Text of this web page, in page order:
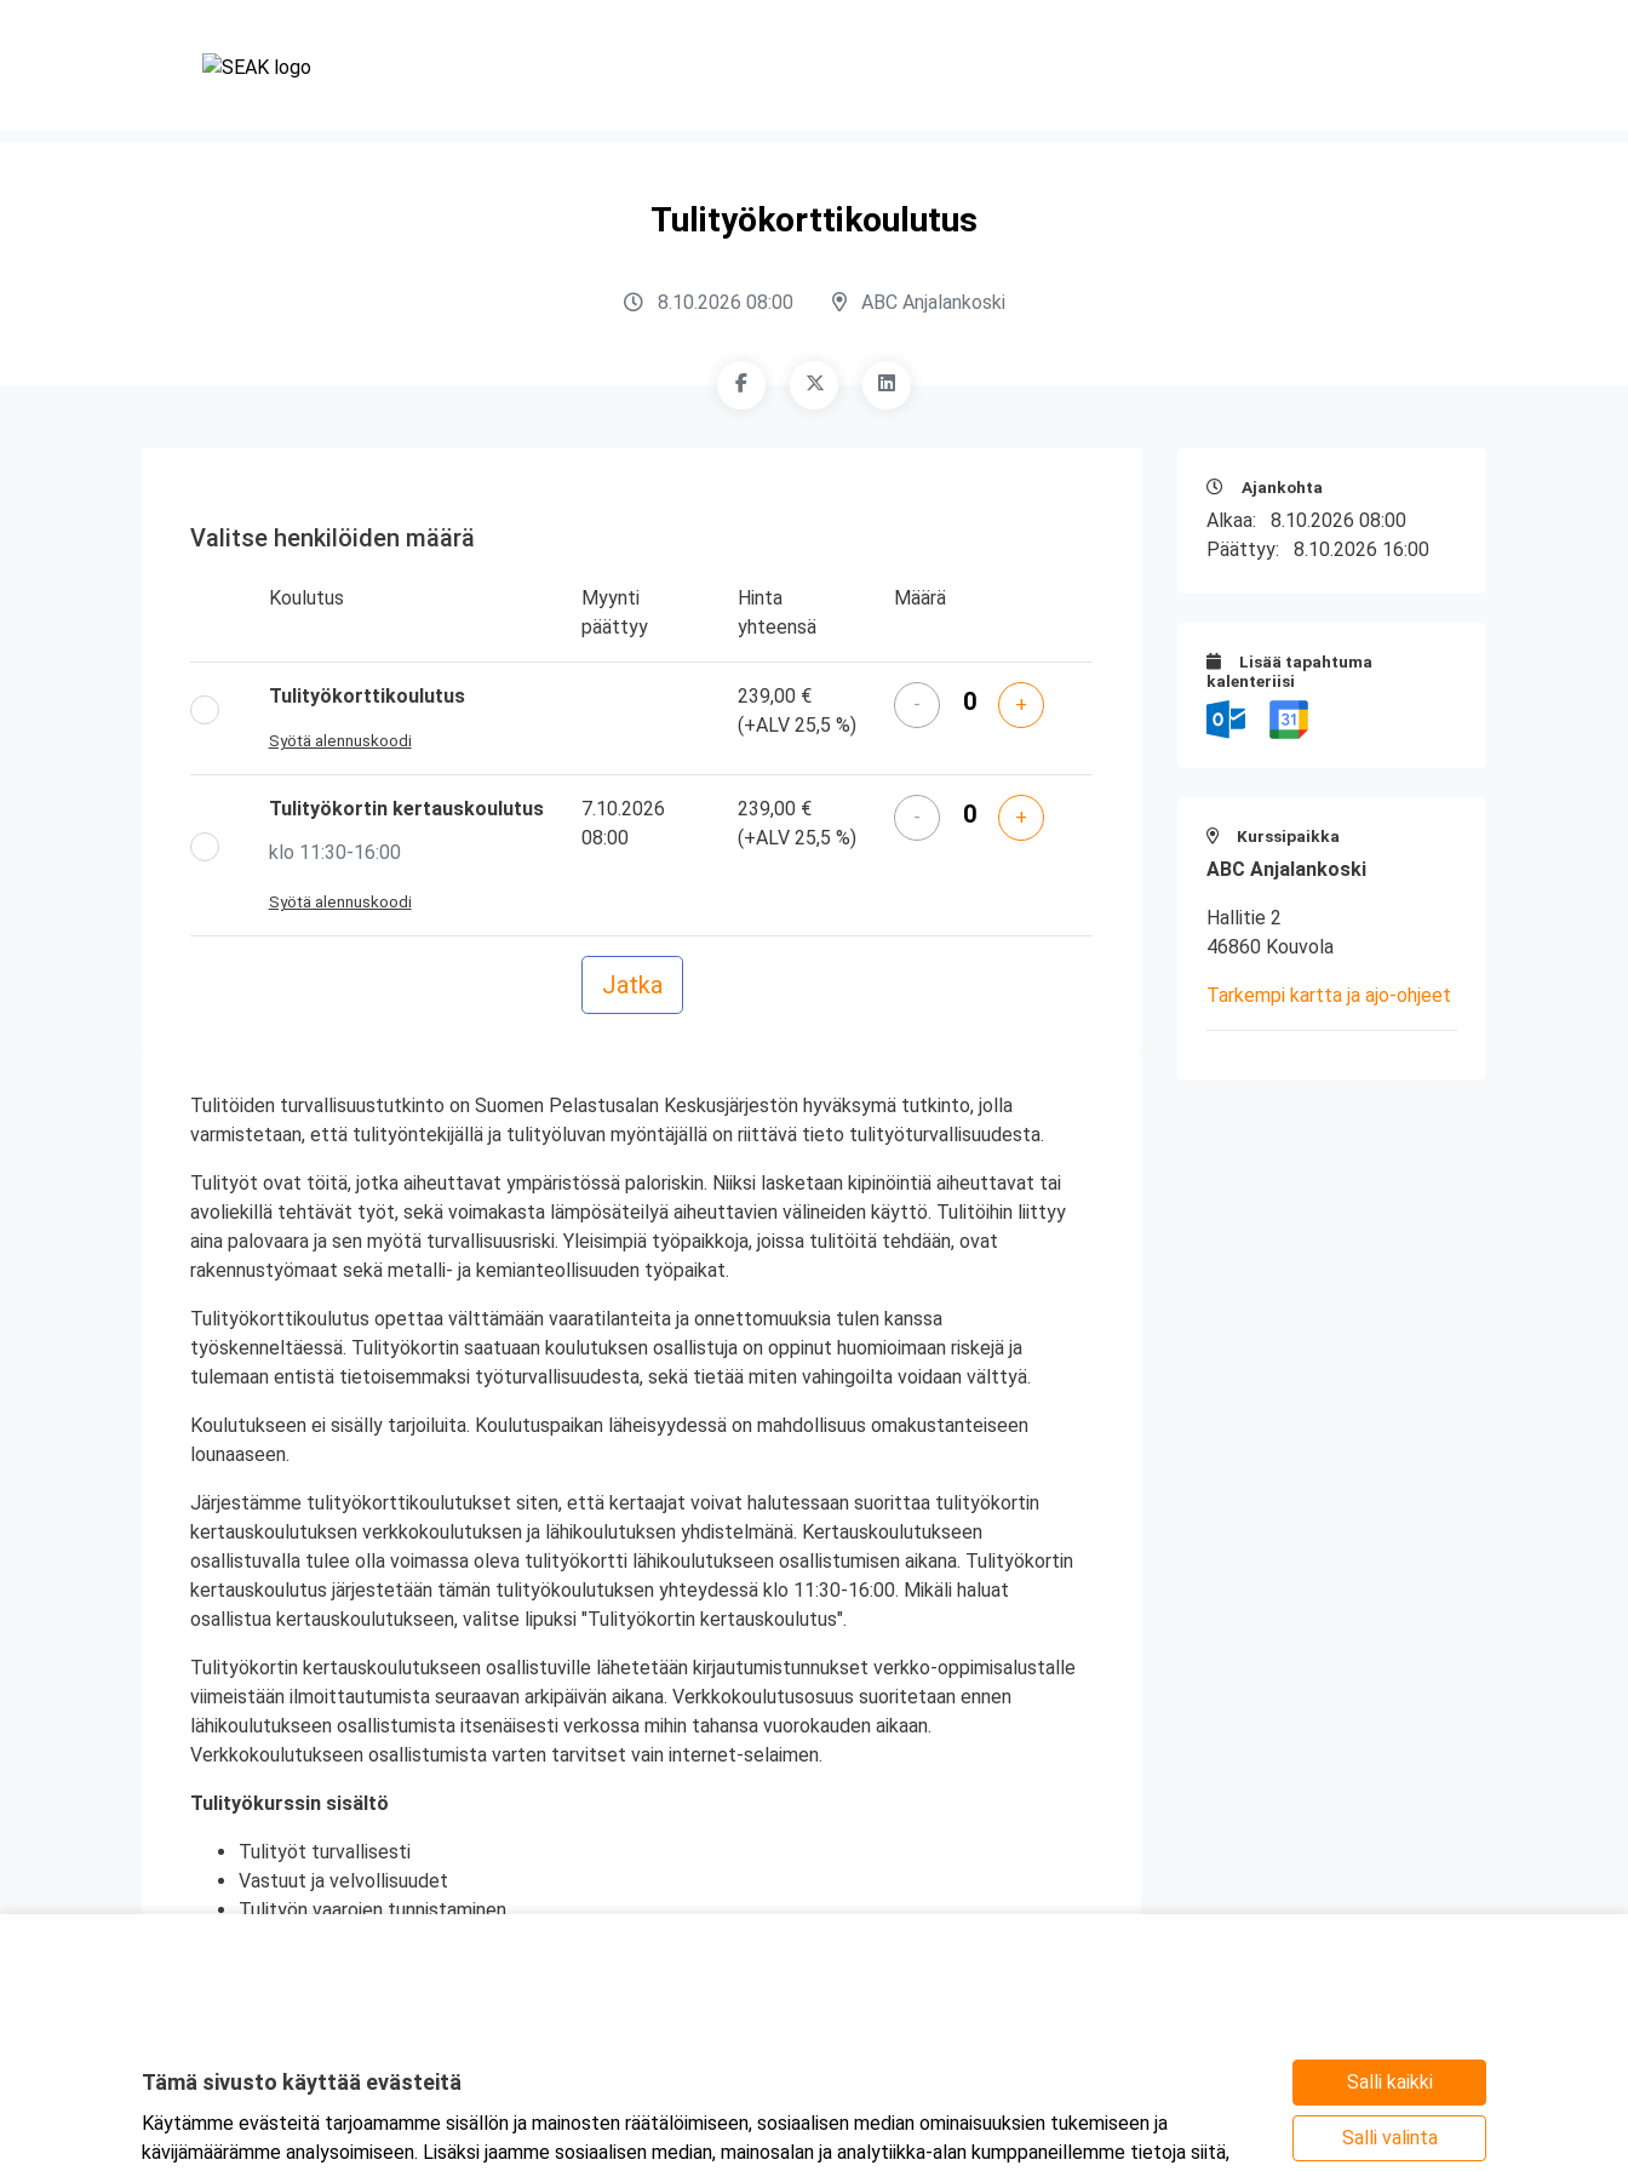
Tulityökorttikoulutus
8.10.2026 08:00 ABC Anjalankoski
Valitse henkilöiden määrä
Koulutus
Myynti
päättyy
Hinta
yhteensä
Määrä
Tulityökorttikoulutus
Syötä alennuskoodi
239,00 €
(+ALV 25,5 %)
- +
Tulityökortin kertauskoulutus
klo 11:30-16:00
Syötä alennuskoodi
7.10.2026
08:00
239,00 €
(+ALV 25,5 %)
- +
Tulitöiden turvallisuustutkinto on Suomen Pelastusalan Keskusjärjestön hyväksymä tutkinto, jolla
varmistetaan, että tulityöntekijällä ja tulityöluvan myöntäjällä on riittävä tieto tulityöturvallisuudesta.
Tulityöt ovat töitä, jotka aiheuttavat ympäristössä paloriskin. Niiksi lasketaan kipinöintiä aiheuttavat tai
avoliekillä tehtävät työt, sekä voimakasta lämpösäteilyä aiheuttavien välineiden käyttö. Tulitöihin liittyy
aina palovaara ja sen myötä turvallisuusriski. Yleisimpiä työpaikkoja, joissa tulitöitä tehdään, ovat
rakennustyömaat sekä metalli- ja kemianteollisuuden työpaikat.
Tulityökorttikoulutus opettaa välttämään vaaratilanteita ja onnettomuuksia tulen kanssa
työskenneltäessä. Tulityökortin saatuaan koulutuksen osallistuja on oppinut huomioimaan riskejä ja
tulemaan entistä tietoisemmaksi työturvallisuudesta, sekä tietää miten vahingoilta voidaan välttyä.
Koulutukseen ei sisälly tarjoiluita. Koulutuspaikan läheisyydessä on mahdollisuus omakustanteiseen
lounaaseen.
Järjestämme tulityökorttikoulutukset siten, että kertaajat voivat halutessaan suorittaa tulityökortin
kertauskoulutuksen verkkokoulutuksen ja lähikoulutuksen yhdistelmänä. Kertauskoulutukseen
osallistuvalla tulee olla voimassa oleva tulityökortti lähikoulutukseen osallistumisen aikana. Tulityökortin
kertauskoulutus järjestetään tämän tulityökoulutuksen yhteydessä klo 11:30-16:00. Mikäli haluat
osallistua kertauskoulutukseen, valitse lipuksi "Tulityökortin kertauskoulutus".
Tulityökortin kertauskoulutukseen osallistuville lähetetään kirjautumistunnukset verkko-oppimisalustalle
viimeistään ilmoittautumista seuraavan arkipäivän aikana. Verkkokoulutusosuus suoritetaan ennen
lähikoulutukseen osallistumista itsenäisesti verkossa mihin tahansa vuorokauden aikaan.
Verkkokoulutukseen osallistumista varten tarvitset vain internet-selaimen.
Tulityökurssin sisältö
Tulityöt turvallisesti
Vastuut ja velvollisuudet
Tulityön vaarojen tunnistaminen
Tulityökortti on voimassa viisi vuotta. Tulityökortti on voimassa Suomen lisäksi myös Norjassa ja
Ruotsin tulityökoulutus uudistui heinäkuussa 2023, jonka seurauksena Suomessa myönnetty kortti ei ole
Ruotsissa enää pätevä.
Ajankohta
Alkaa: 8.10.2026 08:00
Päättyy: 8.10.2026 16:00
Lisää tapahtuma
kalenteriisi
Kurssipaikka
ABC Anjalankoski
Hallitie 2
46860 Kouvola
Tarkempi kartta ja ajo-ohjeet
Tämä sivusto käyttää evästeitä
Käytämme evästeitä tarjoamamme sisällön ja mainosten räätälöimiseen, sosiaalisen median ominaisuuksien tukemiseen ja
kävijämäärämme analysoimiseen. Lisäksi jaamme sosiaalisen median, mainosalan ja analytiikka-alan kumppaneillemme tietoja siitä,
Salli kaikki
Salli valinta